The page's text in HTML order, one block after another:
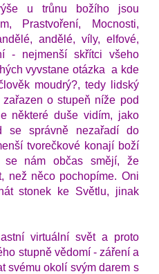
u trůnu božího jsou
Prastvoření, Mocnosti,
andělé, víly, elfové,
- nejmenší skřítci všeho
vyvstane otázka  a kde
moudrý?, tedy lidský
o stupeň níže pod
některé duše vidím, jako
se správně nezařadí do
tvorečkové konají boží
se nám občas smějí, že
než něco pochopíme. Oni
stonek ke Světlu, jinak
virtuální svět a proto
stupně vědomí - záření a
svému okolí svým darem s